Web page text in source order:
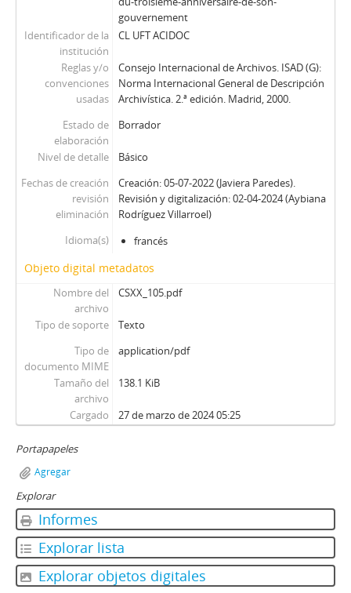
gouvernement
Identificador de la
institución
CL UFT ACIDOC
Reglas y/o
convenciones
usadas
Consejo Internacional de Archivos. ISAD (G):
Norma Internacional General de Descripción
Archivística. 2.ª edición. Madrid, 2000.
Estado de
elaboración
Borrador
Nivel de detalle
Básico
Fechas de creación
revisión
eliminación
Creación: 05-07-2022 (Javiera Paredes).
Revisión y digitalización: 02-04-2024 (Aybiana
Rodríguez Villarroel)
Idioma(s)
francés
Objeto digital metadatos
Nombre del
archivo
CSXX_105.pdf
Tipo de soporte
Texto
Tipo de
documento MIME
application/pdf
Tamaño del
archivo
138.1 KiB
Cargado 27 de marzo de 2024 05:25
Portapapeles
Agregar
Explorar
Informes
Explorar lista
Explorar objetos digitales